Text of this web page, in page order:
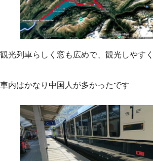
観光列車らしく窓も広めで、観光しやす
車内はかなり中国人が多かったです